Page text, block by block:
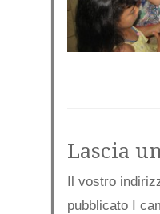
Lascia
Il vostro
pubblicato I